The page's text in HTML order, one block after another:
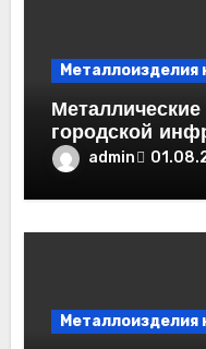
Металлоизделия
городской
admin
Металлоизделия